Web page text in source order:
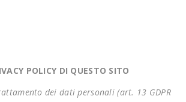
POLICY DI QUESTO SITO
dei dati personali (art. 13 GDPR